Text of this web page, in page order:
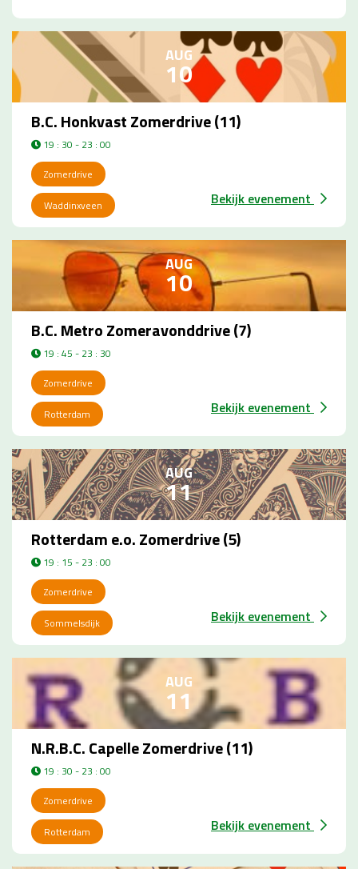
AUG
10
B.C. Honkvast Zomerdrive (11)
19 : 30 - 23 : 00
Zomerdrive
Waddinxveen Bekijk evenement
AUG
10
B.C. Metro Zomeravonddrive (7)
19 : 45 - 23 : 30
Zomerdrive
Rotterdam Bekijk evenement
AUG
11
Rotterdam e.o. Zomerdrive (5)
19 : 15 - 23 : 00
Zomerdrive
Sommelsdijk Bekijk evenement
AUG
11
N.R.B.C. Capelle Zomerdrive (11)
19 : 30 - 23 : 00
Zomerdrive
Rotterdam Bekijk evenement